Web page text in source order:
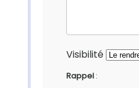
Visibilité
Rappel :